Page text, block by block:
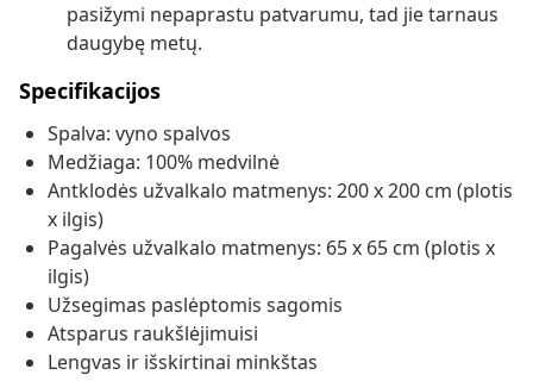
pasižymi nepaprastu patvarumu, tad jie tarnaus
daugybę metų.
Specifikacijos
Spalva: vyno spalvos
Medžiaga: 100% medvilnė
Antklodės užvalkalo matmenys: 200 x 200 cm (plotis
x ilgis)
Pagalvės užvalkalo matmenys: 65 x 65 cm (plotis x
ilgis)
Užsegimas paslėptomis sagomis
Atsparus raukšlėjimuisi
Lengvas ir išskirtinai minkštas